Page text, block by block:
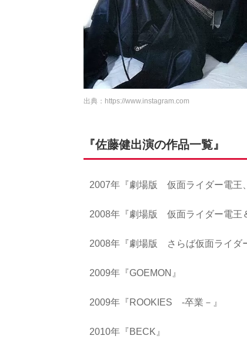
出典： https://www.instagram.com
『佐藤健出演の作品一覧』
2007年『劇場版 仮面ライダー電王
2008年『劇場版 仮面ライダー電王
2008年『劇場版 さらば仮面ライダ
2009年『GOEMON』
2009年『ROOKIES ‐卒業－』
2010年『BECK』